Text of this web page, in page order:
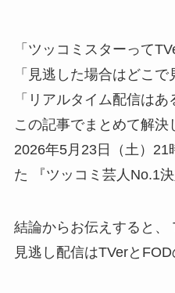
「ツッコミスターって
「見逃した場合はどこで
「リアルタイム配信はあ
この記事でまとめて解決
2026年5月23日（土）
た 『ツッコミ芸人No.1
結論からお伝えすると、
見逃し配信はTVerと